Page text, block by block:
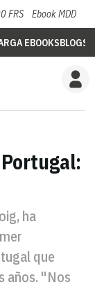
FRS Ebook MDD
EBOOKSBLOGS
ha
que
años. "Nos